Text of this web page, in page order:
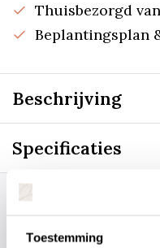
Toestemming
Thuisbezorgd
Beplantingsplan
Beschrijving
Specificaties
Staat uw
tussen? Laat